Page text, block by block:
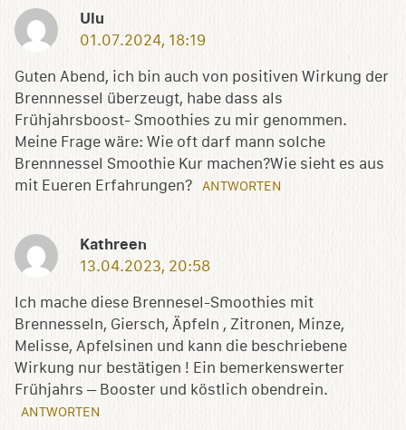
Ulu
01.07.2024, 18:19
Guten Abend, ich bin auch von positiven Wirkung der
Brennnessel überzeugt, habe dass als
Frühjahrsboost- Smoothies zu mir genommen.
Meine Frage wäre: Wie oft darf mann solche
Brennnessel Smoothie Kur machen?Wie sieht es aus
mit Eueren Erfahrungen?
ANTWORTEN
Kathreen
13.04.2023, 20:58
Ich mache diese Brennesel-Smoothies mit
Brennesseln, Giersch, Äpfeln , Zitronen, Minze,
Melisse, Apfelsinen und kann die beschriebene
Wirkung nur bestätigen ! Ein bemerkenswerter
Frühjahrs – Booster und köstlich obendrein.
ANTWORTEN